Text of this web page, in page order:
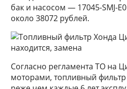
бак и насосом — 17045-SMJ-
около 38072 рублей.
Согласно регламента ТО на
моторами, топливный